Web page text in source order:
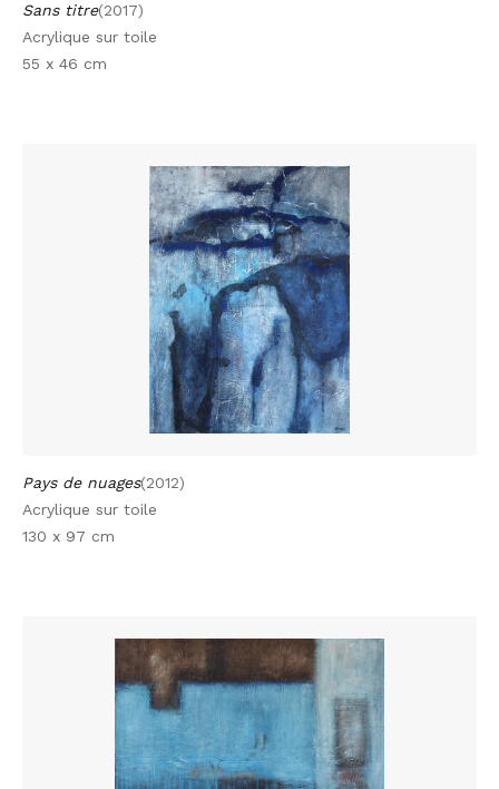
Sans titre(2017)
Acrylique sur toile
55 x 46 cm
Pays de nuages(2012)
Acrylique sur toile
130 x 97 cm